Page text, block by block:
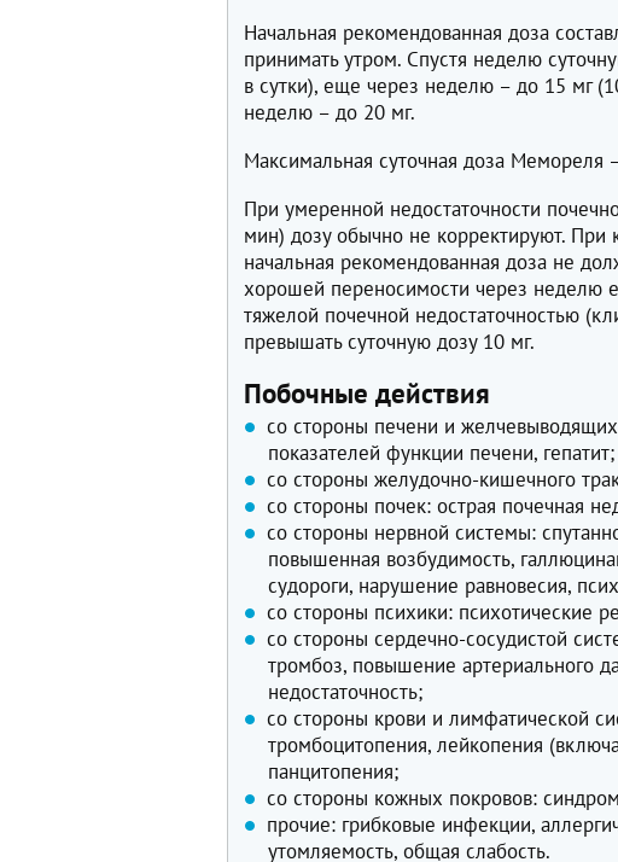
Начальная рекомендованная доза
принимать утром. Спустя неделю
в сутки), еще через неделю – до 15 мг
неделю – до 20 мг.
Максимальная суточная доза Мемореля
При умеренной недостаточности
мин) дозу обычно не корректируют.
начальная рекомендованная доза не
хорошей переносимости через неделю
тяжелой почечной недостаточностью
превышать суточную дозу 10 мг.
Побочные действия
со стороны печени и
показателей функции печени, гепатит;
со стороны желудочно-кишечного
со стороны почек: острая почечная
со стороны нервной системы:
повышенная возбудимость,
судороги, нарушение равновесия,
со стороны психики: психотические
со стороны сердечно-сосудистой
тромбоз, повышение артериального
недостаточность;
со стороны крови и лимфатической
тромбоцитопения, лейкопения
панцитопения;
со стороны кожных покровов:
прочие: грибковые инфекции,
утомляемость, общая слабость.